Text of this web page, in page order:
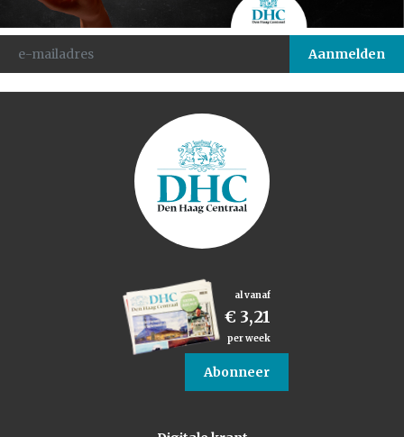
al vanaf
€ 3,21
per week
Abonneer